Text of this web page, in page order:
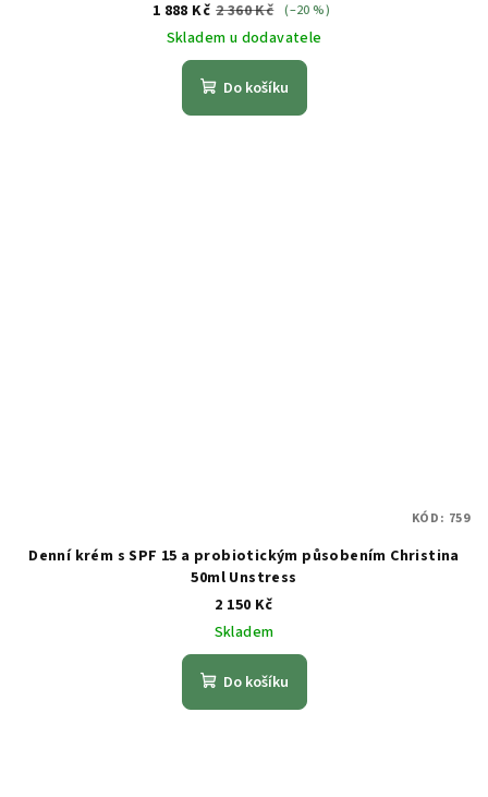
1 888 Kč 2 360 Kč (–20 %)
Skladem u dodavatele
Do košíku
Denní krém s SPF 15 a probiotickým působením Christina
50ml Unstress
2 150 Kč
Skladem
Do košíku
KÓD: 759